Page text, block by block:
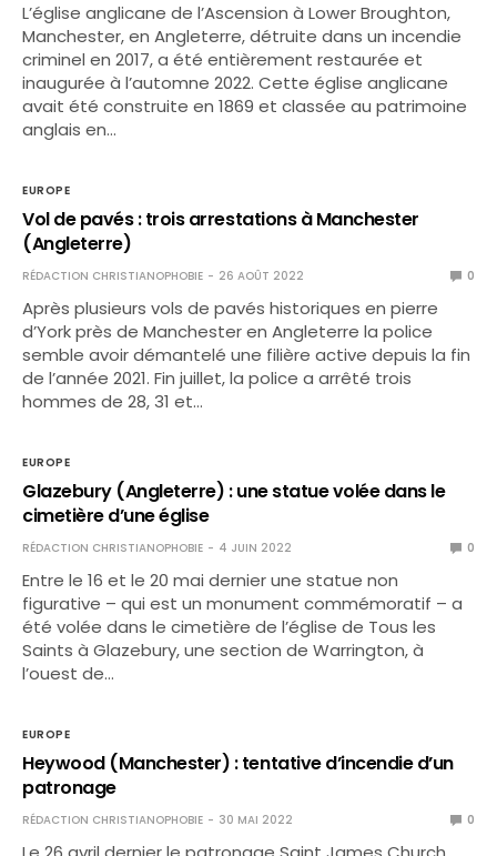
L’église anglicane de l’Ascension à Lower Broughton,
Manchester, en Angleterre, détruite dans un incendie
criminel en 2017, a été entièrement restaurée et
inaugurée à l’automne 2022. Cette église anglicane
avait été construite en 1869 et classée au patrimoine
anglais en…
EUROPE
Vol de pavés : trois arrestations à Manchester
(Angleterre)
RÉDACTION CHRISTIANOPHOBIE 26 AOÛT 2022 0
Après plusieurs vols de pavés historiques en pierre
d’York près de Manchester en Angleterre la police
semble avoir démantelé une filière active depuis la fin
de l’année 2021. Fin juillet, la police a arrêté trois
hommes de 28, 31 et…
EUROPE
Glazebury (Angleterre) : une statue volée dans le
cimetière d’une église
RÉDACTION CHRISTIANOPHOBIE 4 JUIN 2022 0
Entre le 16 et le 20 mai dernier une statue non
figurative – qui est un monument commémoratif – a
été volée dans le cimetière de l’église de Tous les
Saints à Glazebury, une section de Warrington, à
l’ouest de…
EUROPE
Heywood (Manchester) : tentative d’incendie d’un
patronage
RÉDACTION CHRISTIANOPHOBIE 30 MAI 2022 0